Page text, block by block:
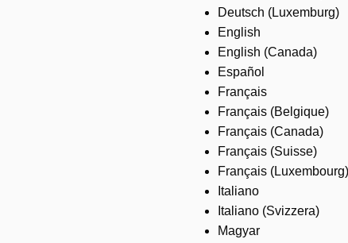
Deutsch (Luxemburg)
English
English (Canada)
Español
Français
Français (Belgique)
Français (Canada)
Français (Suisse)
Français (Luxembourg)
Italiano
Italiano (Svizzera)
Magyar